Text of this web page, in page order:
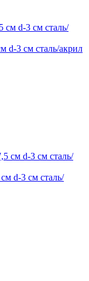
d-3 см сталь/акрил
d-3 см сталь/